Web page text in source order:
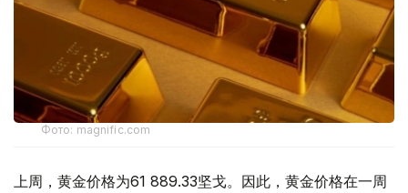
Фото: magnific.com
上周，黄金价格为61 889.33坚戈。因此，黄金价格在一周